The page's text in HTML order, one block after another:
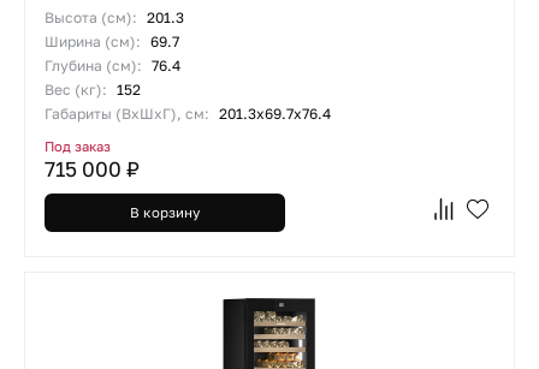
Высота (см): 201.3
Ширина (см): 69.7
Глубина (см): 76.4
Вес (кг): 152
Габариты (ВхШхГ), см: 201.3х69.7х76.4
Под заказ
715 000 ₽
В корзину